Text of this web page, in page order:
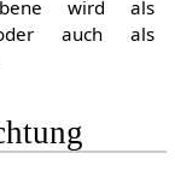
wird als
auch als